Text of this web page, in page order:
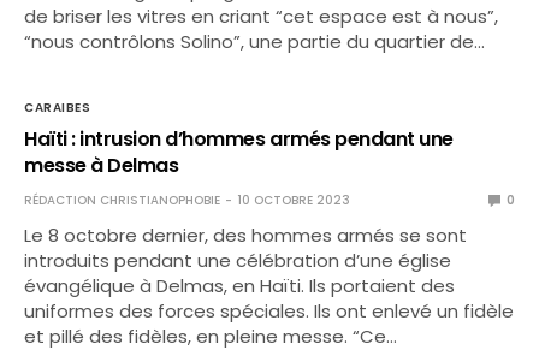
de briser les vitres en criant “cet espace est à nous”,
“nous contrôlons Solino”, une partie du quartier de…
CARAIBES
Haïti : intrusion d’hommes armés pendant une
messe à Delmas
RÉDACTION CHRISTIANOPHOBIE 10 OCTOBRE 2023 0
Le 8 octobre dernier, des hommes armés se sont
introduits pendant une célébration d’une église
évangélique à Delmas, en Haïti. Ils portaient des
uniformes des forces spéciales. Ils ont enlevé un fidèle
et pillé des fidèles, en pleine messe. “Ce…